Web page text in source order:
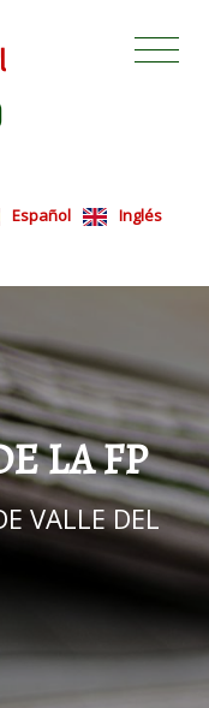
Español Inglés
LA FP
VALLE DEL